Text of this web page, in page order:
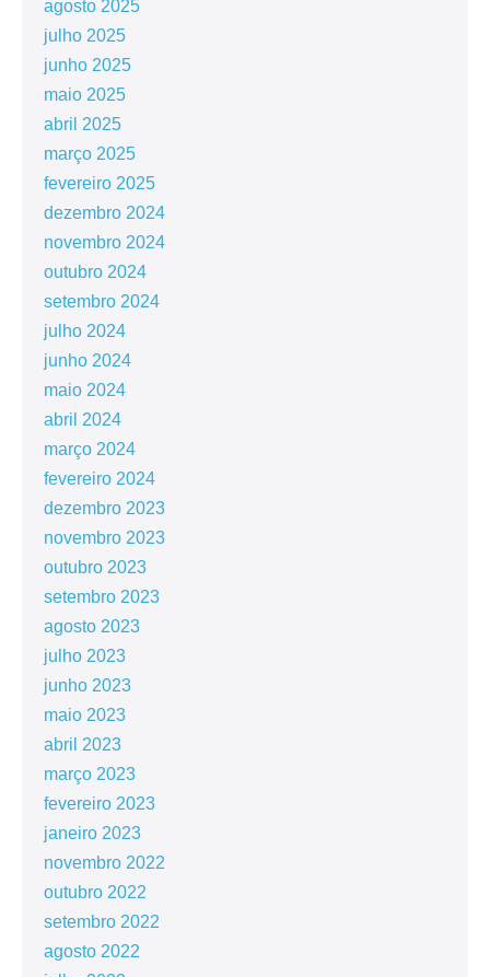
agosto 2025
julho 2025
junho 2025
maio 2025
abril 2025
março 2025
fevereiro 2025
dezembro 2024
novembro 2024
outubro 2024
setembro 2024
julho 2024
junho 2024
maio 2024
abril 2024
março 2024
fevereiro 2024
dezembro 2023
novembro 2023
outubro 2023
setembro 2023
agosto 2023
julho 2023
junho 2023
maio 2023
abril 2023
março 2023
fevereiro 2023
janeiro 2023
novembro 2022
outubro 2022
setembro 2022
agosto 2022